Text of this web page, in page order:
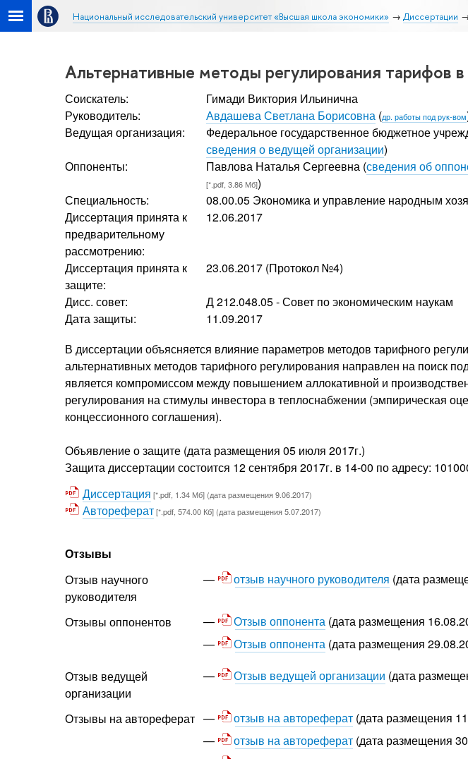
Национальный исследовательский университет «Высшая школа экономики» Диссертации
Альтернативные методы регулирования тарифов
Соискатель:
Гимади Виктория Ильинична
Руководитель:
Авдашева Светлана Борисовна (др. работы под рук-вом
Ведущая организация:
Федеральное государственное бюджетное
сведения о ведущей организации)
Оппоненты:
Павлова Наталья Сергеевна (сведения об
[*.pdf, 3.86 Мб])
Специальность:
08.00.05 Экономика и управление народным
Диссертация принята к
предварительному
рассмотрению:
12.06.2017
Диссертация принята к
защите:
23.06.2017 (Протокол №4)
Дисс. совет:
Д 212.048.05 - Совет по экономическим наукам
Дата защиты:
11.09.2017
В диссертации объясняется влияние параметров методов тарифного
альтернативных методов тарифного регулирования направлен на поиск
является компромиссом между повышением аллокативной и
регулирования на стимулы инвестора в теплоснабжении (эмпирическая
концессионного соглашения).
Объявление о защите (дата размещения 05 июля 2017г.)
Защита диссертации состоится 12 сентября 2017г. в 14-00 по адресу:
Диссертация [*.pdf, 1.34 Мб] (дата размещения 9.06.2017)
Автореферат[*.pdf, 574.00 Кб] (дата размещения 5.07.2017)
Отзывы
Отзыв научного
руководителя
отзыв научного руководителя (дата
Отзывы оппонентов Отзыв оппонента (дата размещения
Отзыв оппонента (дата размещения
Отзыв ведущей
организации
Отзыв ведущей организации (дата
Отзывы на автореферат отзыв на автореферат (дата размещения
отзыв на автореферат (дата размещения